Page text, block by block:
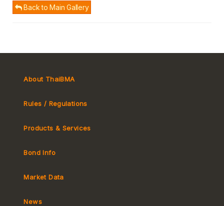
Back to Main Gallery
About ThaiBMA
Rules / Regulations
Market Convention
Products & Services
Bond Info
Market Data
Yield Curve
News